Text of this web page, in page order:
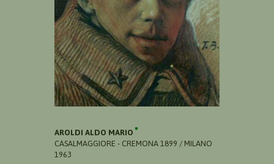
AROLDI ALDO MARIO
CASALMAGGIORE - CREMONA 1899 / MILANO
1963